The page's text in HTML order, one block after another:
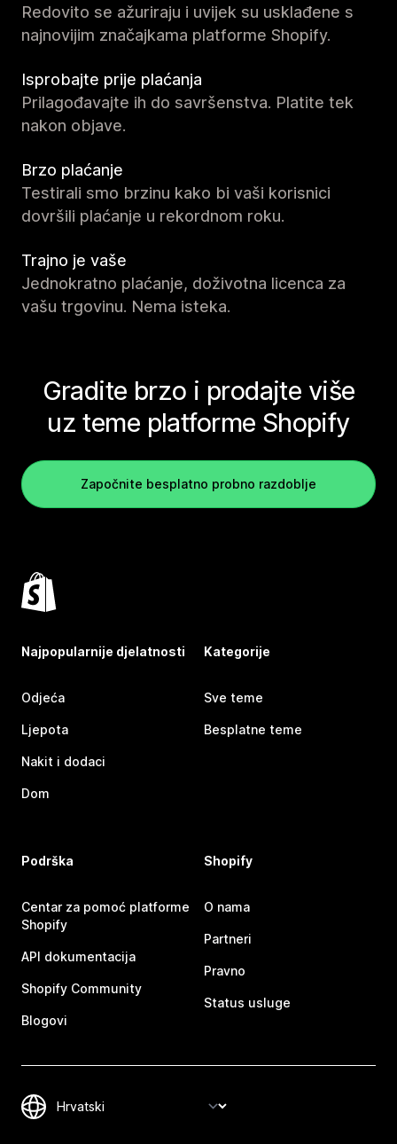
Redovito se ažuriraju i uvijek su usklađene s
najnovijim značajkama platforme Shopify.
Isprobajte prije plaćanja
Prilagođavajte ih do savršenstva. Platite tek
nakon objave.
Brzo plaćanje
Testirali smo brzinu kako bi vaši korisnici
dovršili plaćanje u rekordnom roku.
Trajno je vaše
Jednokratno plaćanje, doživotna licenca za
vašu trgovinu. Nema isteka.
Gradite brzo i prodajte više
uz teme platforme Shopify
Započnite besplatno probno razdoblje
Najpopularnije djelatnosti
Odjeća
Ljepota
Nakit i dodaci
Dom
Kategorije
Sve teme
Besplatne teme
Podrška
Centar za pomoć platforme
Shopify
API dokumentacija
Shopify Community
Blogovi
Shopify
O nama
Partneri
Pravno
Status usluge